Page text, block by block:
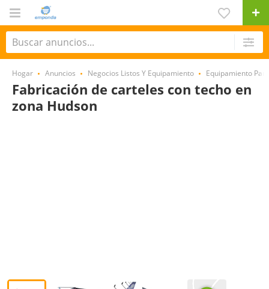
Hogar Anuncios Negocios Listos Y Equipamiento Equipamiento
Fabricación de carteles con techo en
zona Hudson